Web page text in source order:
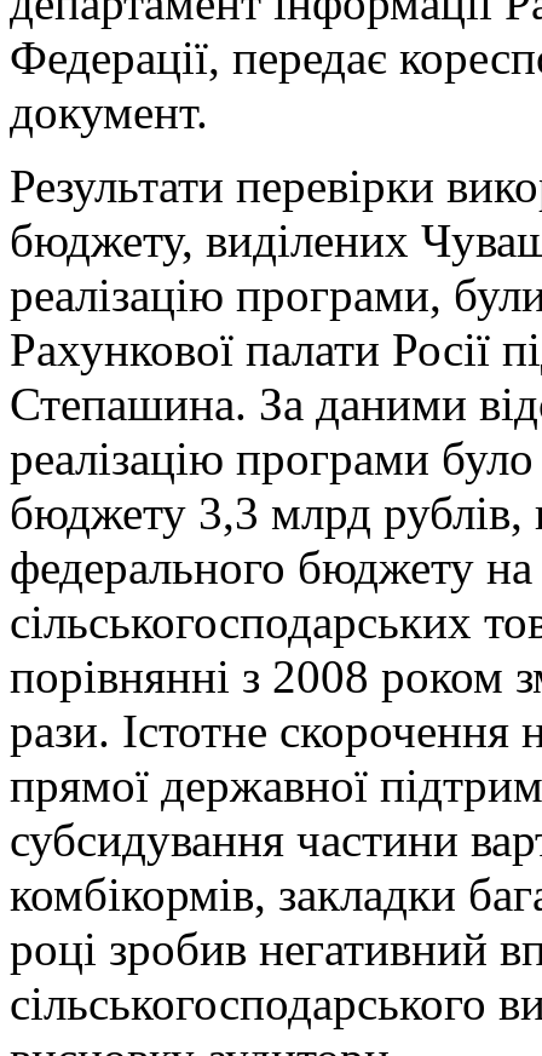
Федерації, передає
документ.
Результати перевірки
бюджету, виділених
реалізацію програми,
Рахункової палати Росії
Степашина. За даними
реалізацію програми
бюджету 3,3 млрд
федерального бюджету
сільськогосподарських
порівнянні з 2008 роком
рази. Істотне
прямої державної
субсидування частини
комбікормів, закладки
році зробив негативний
сільськогосподарського